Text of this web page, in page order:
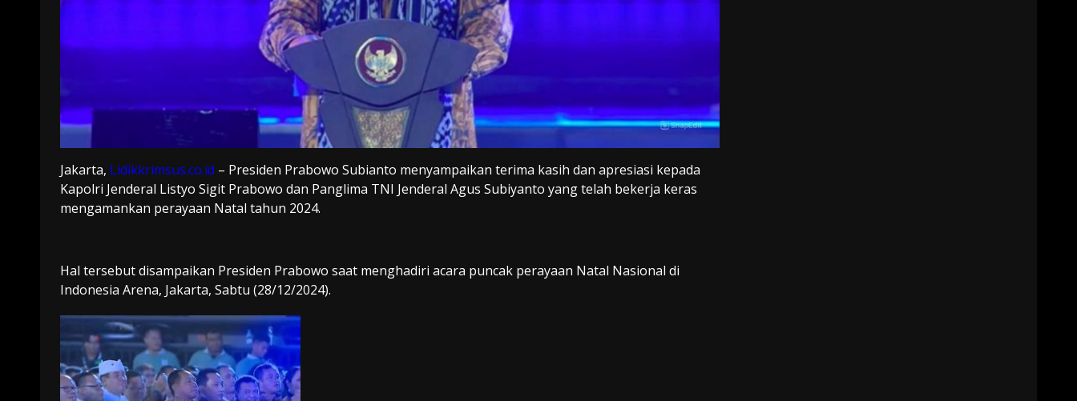
Jakarta, Lidikkrimsus.co.id – Presiden Prabowo Subianto menyampaikan terima kasih dan apresiasi kepada
Kapolri Jenderal Listyo Sigit Prabowo dan Panglima TNI Jenderal Agus Subiyanto yang telah bekerja keras
mengamankan perayaan Natal tahun 2024.
Hal tersebut disampaikan Presiden Prabowo saat menghadiri acara puncak perayaan Natal Nasional di
Indonesia Arena, Jakarta, Sabtu (28/12/2024).